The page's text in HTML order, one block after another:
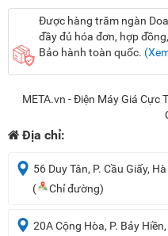
Được hàng trăm ngàn
đầy đủ hóa đơn, hợp
Bảo hành toàn quốc.
META.vn - Điện Máy Giá Cực
Địa chỉ:
56 Duy Tân, P. Cầu Giấy,
(
Chỉ đường)
20A Cộng Hòa, P. Bảy Hiền,